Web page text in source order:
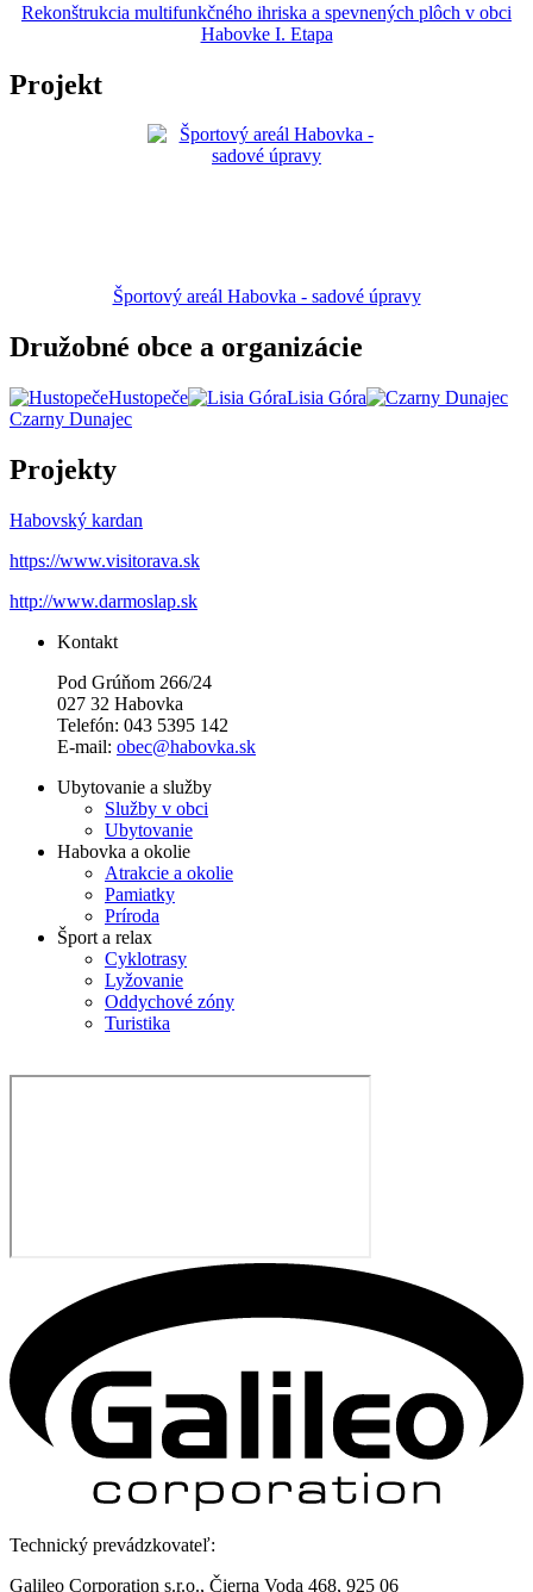
Rekonštrukcia multifunkčného ihriska a spevnených plôch v obci
Habovke I. Etapa
Projekt
Športový areál Habovka - sadové úpravy
Družobné obce a organizácie
Hustopeče
Lisia Góra
Czarny Dunajec
Projekty
Habovský kardan
https://www.visitorava.sk
http://www.darmoslap.sk
Kontakt
Pod Grúňom 266/24
027 32 Habovka
Telefón: 043 5395 142
E-mail: obec@habovka.sk
Ubytovanie a služby
Služby v obci
Ubytovanie
Habovka a okolie
Atrakcie a okolie
Pamiatky
Príroda
Šport a relax
Cyklotrasy
Lyžovanie
Oddychové zóny
Turistika
Technický prevádzkovateľ:
Galileo Corporation s.r.o., Čierna Voda 468, 925 06